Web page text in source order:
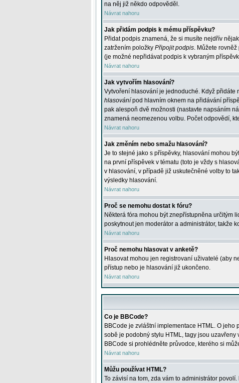
na něj již někdo odpověděl.
Návrat nahoru
Jak přidám podpis k mému příspěvku?
Přidat podpis znamená, že si musíte nejdřív
zatržením položky Připojit podpis. Můžete
(je možné nepřidávat podpis k vybraným
Návrat nahoru
Jak vytvořím hlasování?
Vytvoření hlasování je jednoduché. Když
hlasování pod hlavním oknem na přidávání
pak alespoň dvě možnosti (nastavte napsáním
znamená neomezenou volbu. Počet odpovědí,
Návrat nahoru
Jak změním nebo smažu hlasování?
Je to stejné jako s příspěvky, hlasování mohou
na první příspěvek v tématu (toto je vždy s
v hlasování, v případě již uskutečněné volby to
výsledky hlasování.
Návrat nahoru
Proč se nemohu dostat k fóru?
Některá fóra mohou být znepřístupněna určitým
poskytnout jen moderátor a administrátor, takže
Návrat nahoru
Proč nemohu hlasovat v anketě?
Hlasovat mohou jen registrovaní uživatelé (aby
přístup nebo je hlasování již ukončeno.
Návrat nahoru
Co je BBCode?
BBCode je zvláštní implementace HTML. O
sobě je podobný stylu HTML, tagy jsou
BBCode si prohlédněte průvodce, kterého si
Návrat nahoru
Můžu používat HTML?
To závisí na tom, zda vám to administrátor